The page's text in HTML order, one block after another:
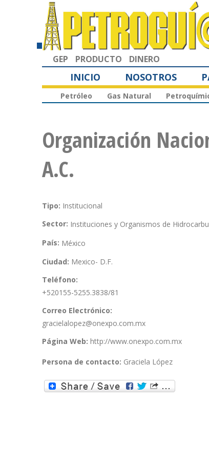
GEP PRODUCTO DINERO
INICIO NOSOTROS
Petróleo Gas Natural
Organización
A.C.
Tipo: Institucional
Sector: Instituciones y Organismos de
País: México
Ciudad: Mexico- D.F.
Teléfono:
+520155-5255.3838/81
Correo Electrónico:
gracielalopez@onexpo.com.mx
Página Web: http://www.onexpo.com.mx
Persona de contacto: Graciela López